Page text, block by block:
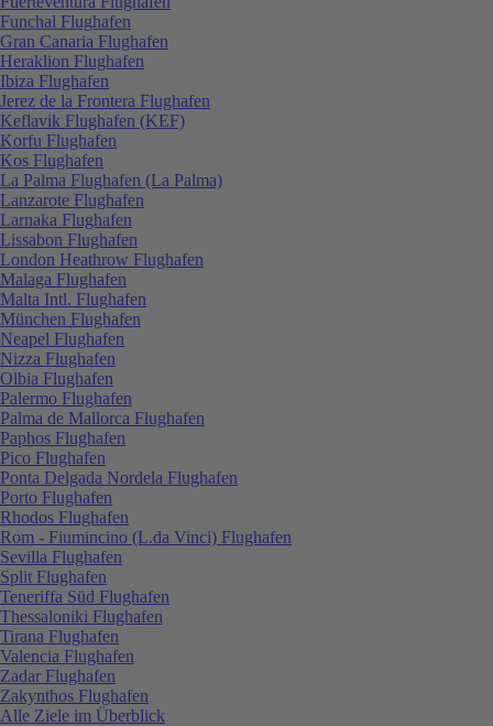
Funchal Flughafen
Gran Canaria Flughafen
Heraklion Flughafen
Ibiza Flughafen
Jerez de la Frontera Flughafen
Keflavik Flughafen (KEF)
Korfu Flughafen
Kos Flughafen
La Palma Flughafen (La Palma)
Lanzarote Flughafen
Larnaka Flughafen
Lissabon Flughafen
London Heathrow Flughafen
Malaga Flughafen
Malta Intl. Flughafen
München Flughafen
Neapel Flughafen
Nizza Flughafen
Olbia Flughafen
Palermo Flughafen
Palma de Mallorca Flughafen
Paphos Flughafen
Pico Flughafen
Ponta Delgada Nordela Flughafen
Porto Flughafen
Rhodos Flughafen
Rom - Fiumincino (L.da Vinci) Flughafen
Sevilla Flughafen
Split Flughafen
Teneriffa Süd Flughafen
Thessaloniki Flughafen
Tirana Flughafen
Valencia Flughafen
Zadar Flughafen
Zakynthos Flughafen
Alle Ziele im Überblick